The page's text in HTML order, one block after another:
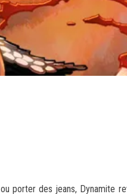
porter des jeans, Dynamite